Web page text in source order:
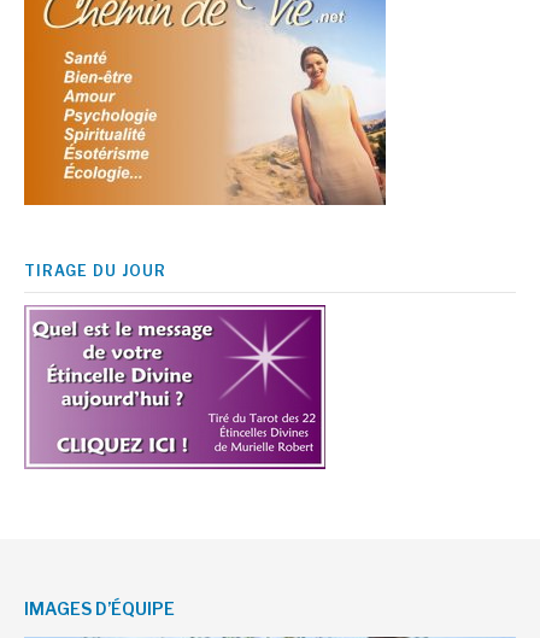
TIRAGE DU JOUR
IMAGES D’ÉQUIPE